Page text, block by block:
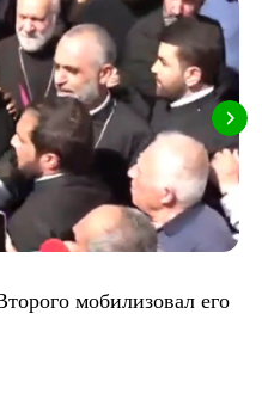
мобилизовал его